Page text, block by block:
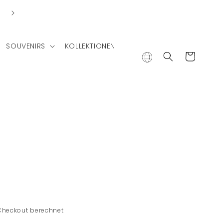
SOUVENIRS KOLLEKTIONEN
Warenkorb
berechnet